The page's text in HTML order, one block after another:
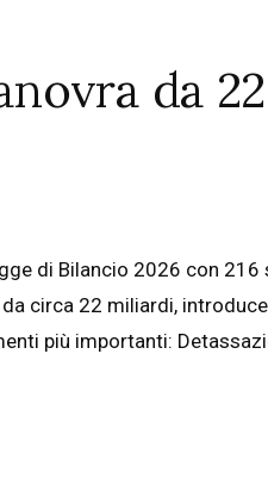
da
di Bilancio 2026 con
circa 22 miliardi,
più importanti: